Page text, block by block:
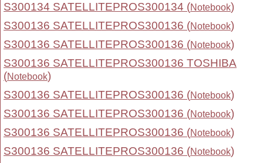
S300134 SATELLITEPROS300134 (Notebook)
S300136 SATELLITEPROS300136 (Notebook)
S300136 SATELLITEPROS300136 (Notebook)
S300136 SATELLITEPROS300136 TOSHIBA
(Notebook)
S300136 SATELLITEPROS300136 (Notebook)
S300136 SATELLITEPROS300136 (Notebook)
S300136 SATELLITEPROS300136 (Notebook)
S300136 SATELLITEPROS300136 (Notebook)